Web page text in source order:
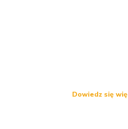
Dowiedz się